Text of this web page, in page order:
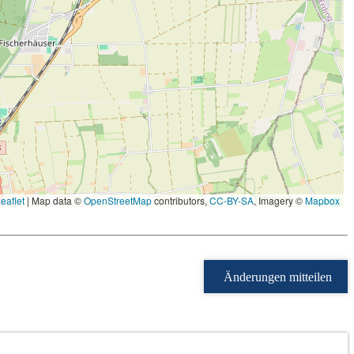
|Map data ©OpenStreetMapcontributors,CC-BY-SA, Imagery ©Mapbox
Änderungen mitteilen